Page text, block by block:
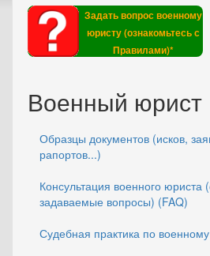
Задать вопрос военному
юристу (ознакомьтесь с
Правилами)*
Военный юрист
Образцы документов (исков,
рапортов...)
Консультация военного юриста
задаваемые вопросы) (FAQ)
Судебная практика по